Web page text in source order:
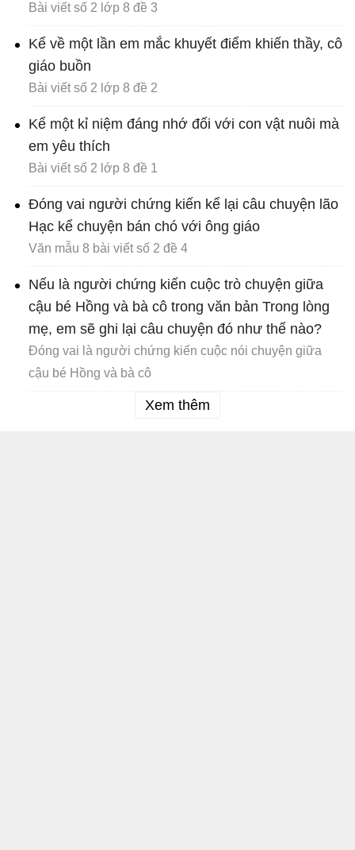
Bài viết số 2 lớp 8 đề 3
Kể về một lần em mắc khuyết điểm khiến thầy, cô
giáo buồn
Bài viết số 2 lớp 8 đề 2
Kể một kỉ niệm đáng nhớ đối với con vật nuôi mà
em yêu thích
Bài viết số 2 lớp 8 đề 1
Đóng vai người chứng kiến kể lại câu chuyện lão
Hạc kể chuyện bán chó với ông giáo
Văn mẫu 8 bài viết số 2 đề 4
Nếu là người chứng kiến cuộc trò chuyện giữa
cậu bé Hồng và bà cô trong văn bản Trong lòng
mẹ, em sẽ ghi lại câu chuyện đó như thế nào?
Đóng vai là người chứng kiến cuộc nói chuyện giữa
cậu bé Hồng và bà cô
Xem thêm